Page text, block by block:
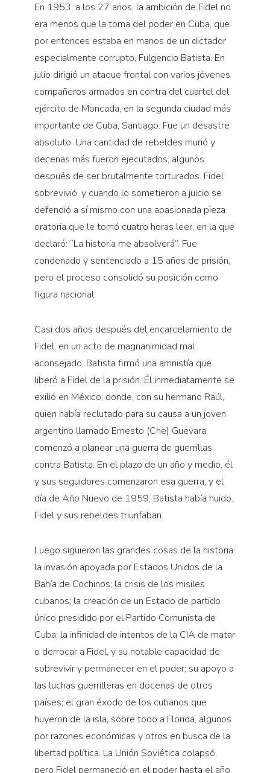
En 1953, a los 27 años, la ambición de Fidel no
era menos que la toma del poder en Cuba, que
por entonces estaba en manos de un dictador
especialmente corrupto, Fulgencio Batista. En
julio dirigió un ataque frontal con varios jóvenes
compañeros armados en contra del cuartel del
ejército de Moncada, en la segunda ciudad más
importante de Cuba, Santiago. Fue un desastre
absoluto. Una cantidad de rebeldes murió y
decenas más fueron ejecutados, algunos
después de ser brutalmente torturados. Fidel
sobrevivió, y cuando lo sometieron a juicio se
defendió a sí mismo con una apasionada pieza
oratoria que le tomó cuatro horas leer, en la que
declaró: “La historia me absolverá”. Fue
condenado y sentenciado a 15 años de prisión,
pero el proceso consolidó su posición como
figura nacional.
Casi dos años después del encarcelamiento de
Fidel, en un acto de magnanimidad mal
aconsejado, Batista firmó una amnistía que
liberó a Fidel de la prisión. Él inmediatamente se
exilió en México, donde, con su hermano Raúl,
quien había reclutado para su causa a un joven
argentino llamado Ernesto (Che) Guevara,
comenzó a planear una guerra de guerrillas
contra Batista. En el plazo de un año y medio, él
y sus seguidores comenzaron esa guerra, y el
día de Año Nuevo de 1959, Batista había huido.
Fidel y sus rebeldes triunfaban.
Luego siguieron las grandes cosas de la historia:
la invasión apoyada por Estados Unidos de la
Bahía de Cochinos; la crisis de los misiles
cubanos; la creación de un Estado de partido
único presidido por el Partido Comunista de
Cuba; la infinidad de intentos de la CIA de matar
o derrocar a Fidel, y su notable capacidad de
sobrevivir y permanecer en el poder; su apoyo a
las luchas guerrilleras en docenas de otros
países; el gran éxodo de los cubanos que
huyeron de la isla, sobre todo a Florida, algunos
por razones económicas y otros en busca de la
libertad política. La Unión Soviética colapsó,
pero Fidel permaneció en el poder hasta el año